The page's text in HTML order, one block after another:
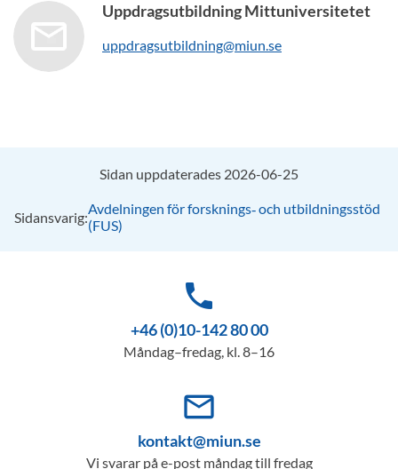
Uppdragsutbildning Mittuniversitetet
uppdragsutbildning@miun.se
Sidan uppdaterades 2026-06-25
Sidansvarig:Avdelningen för forsknings‑ och utbildningsstöd
(FUS)
phone
+46 (0)10-142 80 00
Måndag–fredag, kl. 8–16
mail_outline
kontakt@miun.se
Vi svarar på e-post måndag till fredag